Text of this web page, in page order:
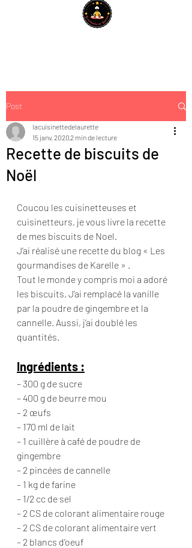
Post
Recette de biscuits de
Noël
lacuisinettedelaurette
15 janv. 20202 min de lecture
Coucou les cuisinetteuses et
cuisinetteurs, je vous livre la recette
de mes biscuits de Noel.
J’ai réalisé une recette du blog « Les
gourmandises de Karelle » .
Tout le monde y compris moi a adoré
les biscuits. J’ai remplacé la vanille
par la poudre de gingembre et la
cannelle. Aussi, j’ai doublé les
quantités.
Ingrédients :
– 300 g de sucre
– 400 g de beurre mou
– 2 œufs
– 170 ml de lait
– 1 cuillère à café de poudre de
gingembre
– 2 pincées de cannelle
– 1 kg de farine
– 1/2 cc de sel
– 2 CS de colorant alimentaire rouge
– 2 CS de colorant alimentaire vert
– 2 blancs d’oeuf